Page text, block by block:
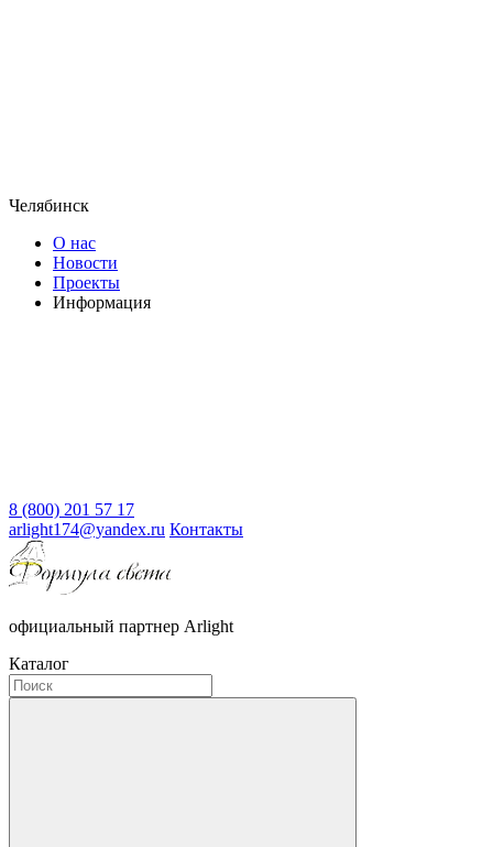
Челябинск
О нас
Новости
Проекты
Информация
8 (800) 201 57 17
arlight174@yandex.ru Контакты
официальный партнер Arlight
Каталог